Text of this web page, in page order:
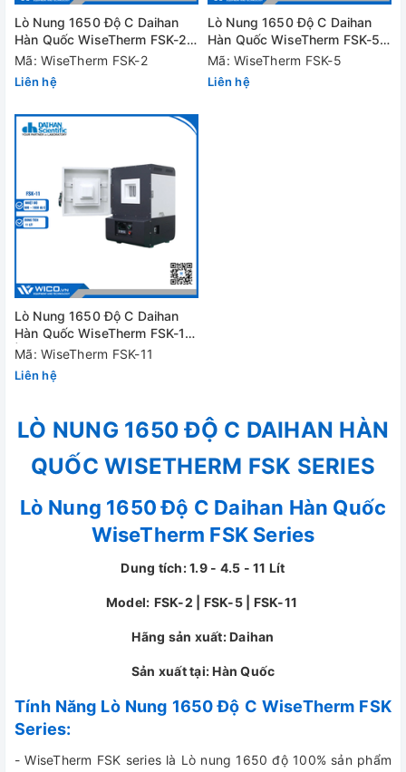
Lò Nung 1650 Độ C Daihan
Hàn Quốc WiseTherm FSK-2 |
1.9 Lít
Mã: WiseTherm FSK-2
Liên hệ
Lò Nung 1650 Độ C Daihan
Hàn Quốc WiseTherm FSK-5 |
4.5 Lít
Mã: WiseTherm FSK-5
Liên hệ
Lò Nung 1650 Độ C Daihan
Hàn Quốc WiseTherm FSK-11
| 11 Lít
Mã: WiseTherm FSK-11
Liên hệ
LÒ NUNG 1650 ĐỘ C DAIHAN HÀN
QUỐC WISETHERM FSK SERIES
Lò Nung 1650 Độ C Daihan Hàn Quốc
WiseTherm FSK Series
Dung tích: 1.9 - 4.5 - 11 Lít
Model: FSK-2 | FSK-5 | FSK-11
Hãng sản xuất: Daihan
Sản xuất tại: Hàn Quốc
Tính Năng Lò Nung 1650 Độ C WiseTherm FSK
Series:
- WiseTherm FSK series là Lò nung 1650 độ 100% sản phẩm